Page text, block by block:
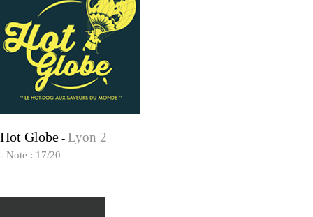
Hot Globe - Lyon 2
- Note : 17/20